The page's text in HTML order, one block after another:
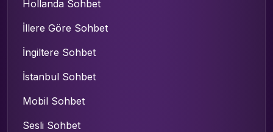
Hollanda Sohbet
İllere Göre Sohbet
İngiltere Sohbet
İstanbul Sohbet
Mobil Sohbet
Sesli Sohbet